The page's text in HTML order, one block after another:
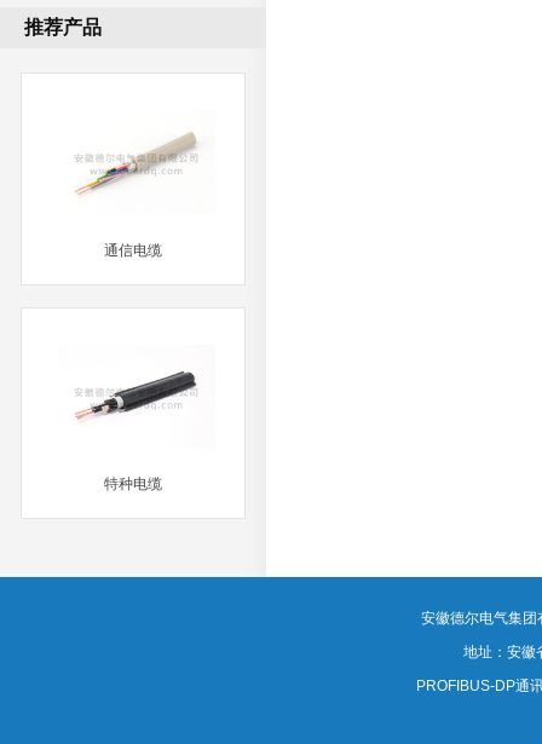
推荐产品
通信电缆
MORE
特种电缆
安徽德尔电气集
地址：安徽
PROFIBUS-DP通